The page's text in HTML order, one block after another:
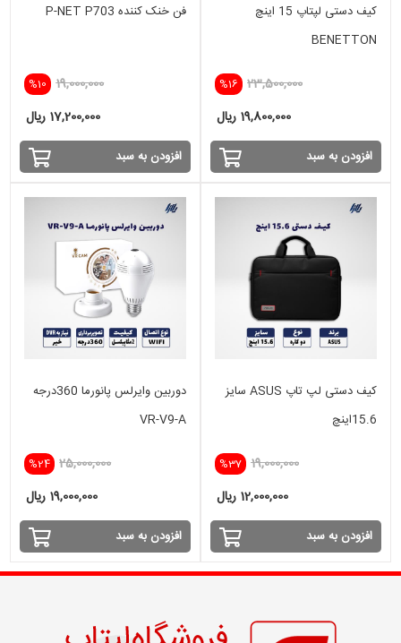
کیف دستی لپتاپ 15 اینچ
BENETTON
%16 23,500,000
19,800,000 ریال
افزودن به سبد
فن خنک کننده P-NET P703
%10 19,000,000
17,200,000 ریال
افزودن به سبد
کیف دستی لپ تاپ ASUS سایز
15.6اینچ
%37 19,000,000
12,000,000 ریال
افزودن به سبد
دوربین وایرلس پانورما 360درجه
VR-V9-A
%24 25,000,000
19,000,000 ریال
افزودن به سبد